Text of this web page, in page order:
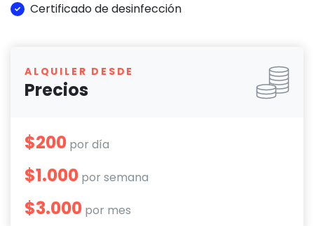
Certificado de desinfección
ALQUILER DESDE
Precios
$200 por día
$1.000 por semana
$3.000 por mes